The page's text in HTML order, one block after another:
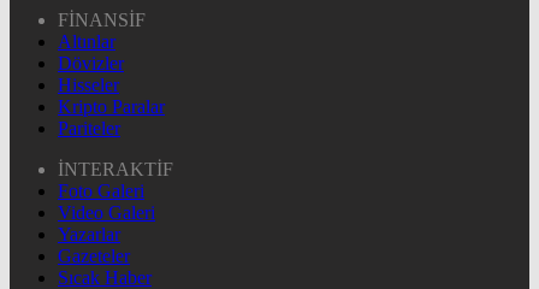
FİNANSİF
Altınlar
Dövizler
Hisseler
Kripto Paralar
Pariteler
İNTERAKTİF
Foto Galeri
Video Galeri
Yazarlar
Gazeteler
Sıcak Haber